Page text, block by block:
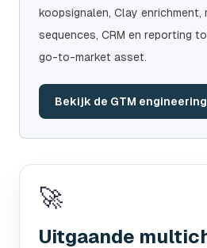
koopsignalen, Clay enrichment,
sequences, CRM en reporting
go-to-market asset.
Bekijk de GTM
🚀
Uitgaande